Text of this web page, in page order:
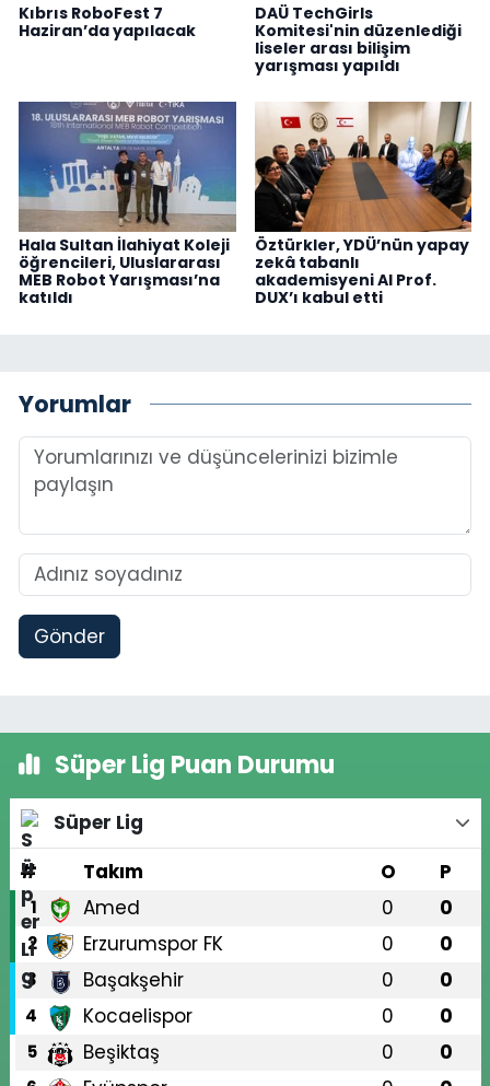
Kıbrıs RoboFest 7
Haziran’da yapılacak
DAÜ TechGirls
Komitesi'nin düzenlediği
liseler arası bilişim
yarışması yapıldı
Hala Sultan İlahiyat Koleji
öğrencileri, Uluslararası
MEB Robot Yarışması’na
katıldı
Öztürkler, YDÜ’nün yapay
zekâ tabanlı
akademisyeni AI Prof.
DUX’ı kabul etti
Yorumlar
Gönder
Süper Lig Puan Durumu
Süper Lig
#
Takım O P
1 Amed 0 0
2 Erzurumspor FK 0 0
3 Başakşehir 0 0
4 Kocaelispor 0 0
5 Beşiktaş 0 0